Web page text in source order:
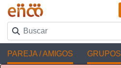
PAREJA / AMIGOS GRUPOS